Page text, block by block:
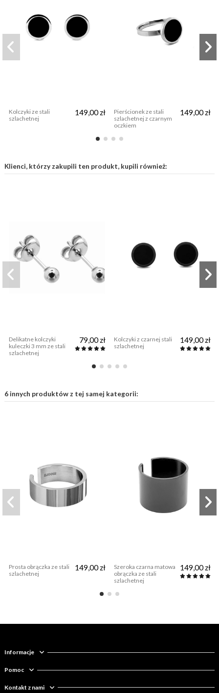
Kolczyki ze stali
szlachetnej
149,00 zł
Pierścionek ze stali
szlachetnej z czarnym
oczkiem
149,00 zł
Klienci, którzy zakupili ten produkt, kupili również:
Delikatne kolczyki
kuleczki 3 mm ze stali
szlachetnej
79,00 zł
Kolczyki z czarnej stali
szlachetnej
149,00 zł
6 innych produktów z tej samej kategorii:
Prosta obrączka ze stali
szlachetnej
149,00 zł
Szeroka czarna matowa
obrączka ze stali
szlachetnej
149,00 zł
Informacje
Pomoc
Kontakt z nami